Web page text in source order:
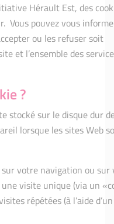
Hérault Est, des
Vous pouvez vous
ou les refuser soit
et l’ensemble des
?
stocké sur le disque dur
lorsque les sites Web
votre navigation ou sur
visite unique (via un
répétées (à l’aide d’un